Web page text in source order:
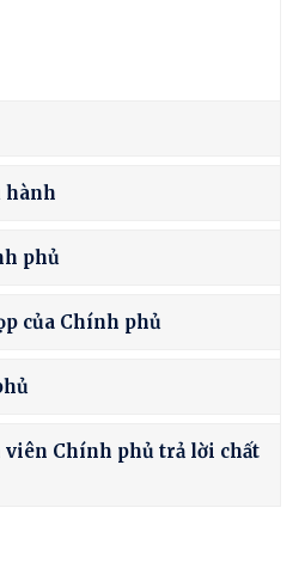
hành
phủ
của Chính phủ
Chính phủ trả lời chất